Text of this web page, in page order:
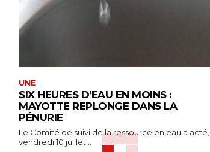
UNE
SIX HEURES D’EAU EN MOINS :
MAYOTTE REPLONGE DANS LA
PÉNURIE
Le Comité de suivi de la ressource en eau a acté,
vendredi 10 juillet...